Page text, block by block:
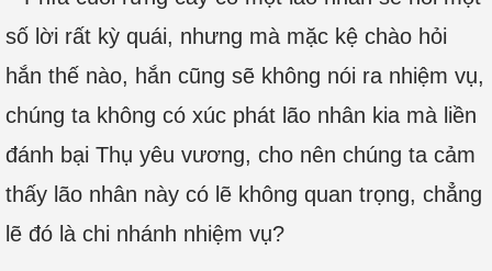
số lời rất kỳ quái, nhưng mà mặc kệ chào hỏi
hắn thế nào, hắn cũng sẽ không nói ra nhiệm vụ,
chúng ta không có xúc phát lão nhân kia mà liền
đánh bại Thụ yêu vương, cho nên chúng ta cảm
thấy lão nhân này có lẽ không quan trọng, chẳng
lẽ đó là chi nhánh nhiệm vụ?